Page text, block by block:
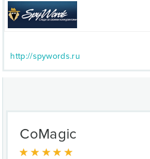
http://spywords.ru
CoMagic